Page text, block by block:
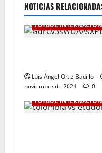
NOTICIAS
FÚTBOL
Luis Ángel Ortiz Badillo
noviembre de 2024
0
FÚTBOL